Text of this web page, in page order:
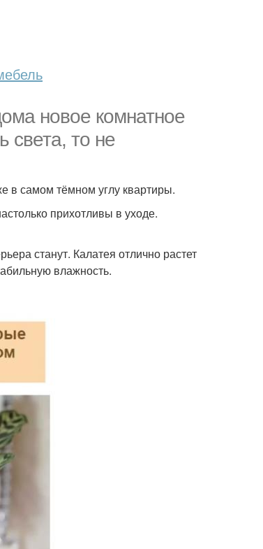
новое комнатное
света, то не
в самом тёмном углу квартиры.
прихотливы в уходе.
станут. Калатея отлично растет
влажность.